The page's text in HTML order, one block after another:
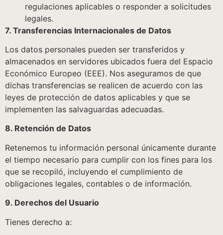
regulaciones aplicables o responder a solicitudes
legales.
7. Transferencias Internacionales de Datos
Los datos personales pueden ser transferidos y
almacenados en servidores ubicados fuera del Espacio
Económico Europeo (EEE). Nos aseguramos de que
dichas transferencias se realicen de acuerdo con las
leyes de protección de datos aplicables y que se
implementen las salvaguardas adecuadas.
8. Retención de Datos
Retenemos tu información personal únicamente durante
el tiempo necesario para cumplir con los fines para los
que se recopiló, incluyendo el cumplimiento de
obligaciones legales, contables o de información.
9. Derechos del Usuario
Tienes derecho a: